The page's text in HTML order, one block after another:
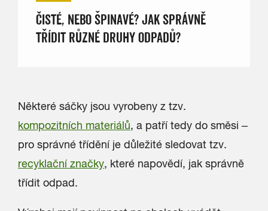
ČISTÉ, NEBO ŠPINAVÉ? JAK SPRÁVNĚ
TŘÍDIT RŮZNÉ DRUHY ODPADŮ?
Některé sáčky jsou vyrobeny z tzv.
kompozitních materiálů, a patří tedy do směsi –
pro správné třídění je důležité sledovat tzv.
recyklační značky, které napovědí, jak správně
třídit odpad.